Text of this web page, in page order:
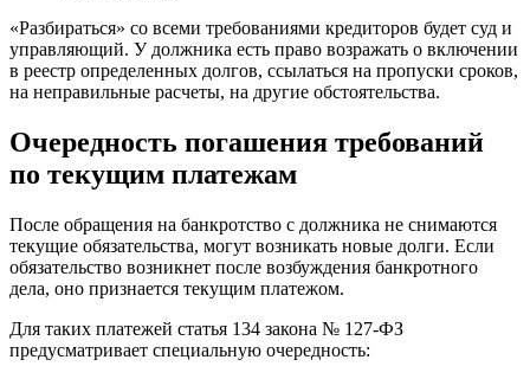
«Разбираться» со всеми требованиями кредиторов будет суд и
управляющий. У должника есть право возражать о включении
в реестр определенных долгов, ссылаться на пропуски сроков,
на неправильные расчеты, на другие обстоятельства.
Очередность погашения требований
по текущим платежам
После обращения на банкротство с должника не снимаются
текущие обязательства, могут возникать новые долги. Если
обязательство возникнет после возбуждения банкротного
дела, оно признается текущим платежом.
Для таких платежей статья 134 закона № 127-ФЗ
предусматривает специальную очередность: